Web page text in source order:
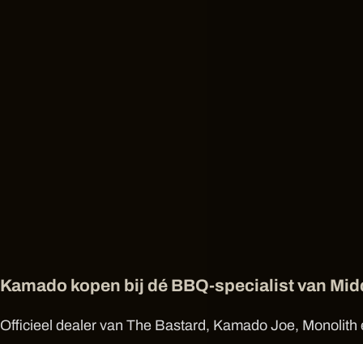
Kamado kopen bij dé BBQ-specialist van
Officieel dealer van The Bastard, Kamado Joe,